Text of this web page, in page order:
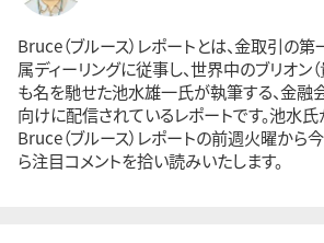
Bruce（ブルース）レポートとは、金取引の
属ディーリングに従事し、世界中のブリオン
も名を馳せた池水雄一氏が執筆する、金融
向けに配信されているレポートです。池水
Bruce（ブルース）レポートの前週火曜から
ら注目コメントを拾い読みいたします。